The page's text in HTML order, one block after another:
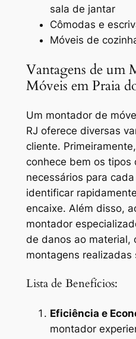
sala de jantar
Cômodas e
Móveis de
Vantagens de um
Móveis em Praia
Um montador de
RJ oferece diversas
cliente.
conhece bem os tipos
necessários para
identificar
encaixe. Além disso,
montador
de danos ao material,
montagens realizadas
Lista de Benefícios:
Eficiência e
montador